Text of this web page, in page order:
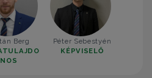
Berg
NOS
Péter Sebestyén
KÉPVISELŐ